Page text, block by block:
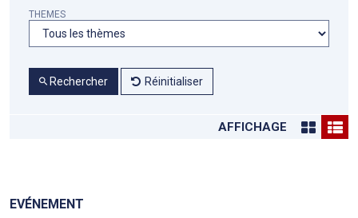
THEMES
Rechercher Réinitialiser
AFFICHAGE
EVÉNEMENT